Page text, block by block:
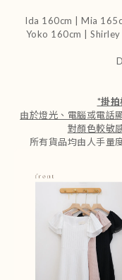
Ida 160cm | Mia
Yoko 160cm |
*掛拍
由於燈光、電腦或電話
對顏色較敏
所有貨品均由人手量